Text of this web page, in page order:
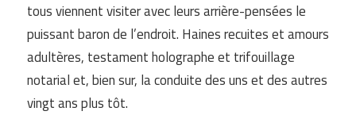
tous viennent visiter avec leurs arrière-pensées le
puissant baron de l’endroit. Haines recuites et amours
adultères, testament holographe et trifouillage
notarial et, bien sur, la conduite des uns et des autres
vingt ans plus tôt.